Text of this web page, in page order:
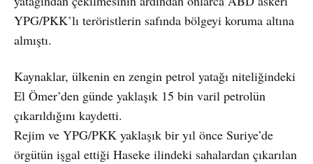
YPG/PKK’lı teröristlerin safında bölgeyi koruma altına
almıştı.
Kaynaklar, ülkenin en zengin petrol yatağı niteliğindeki
El Ömer’den günde yaklaşık 15 bin varil petrolün
çıkarıldığını kaydetti.
Rejim ve YPG/PKK yaklaşık bir yıl önce Suriye’de
örgütün işgal ettiği Haseke ilindeki sahalardan çıkarılan